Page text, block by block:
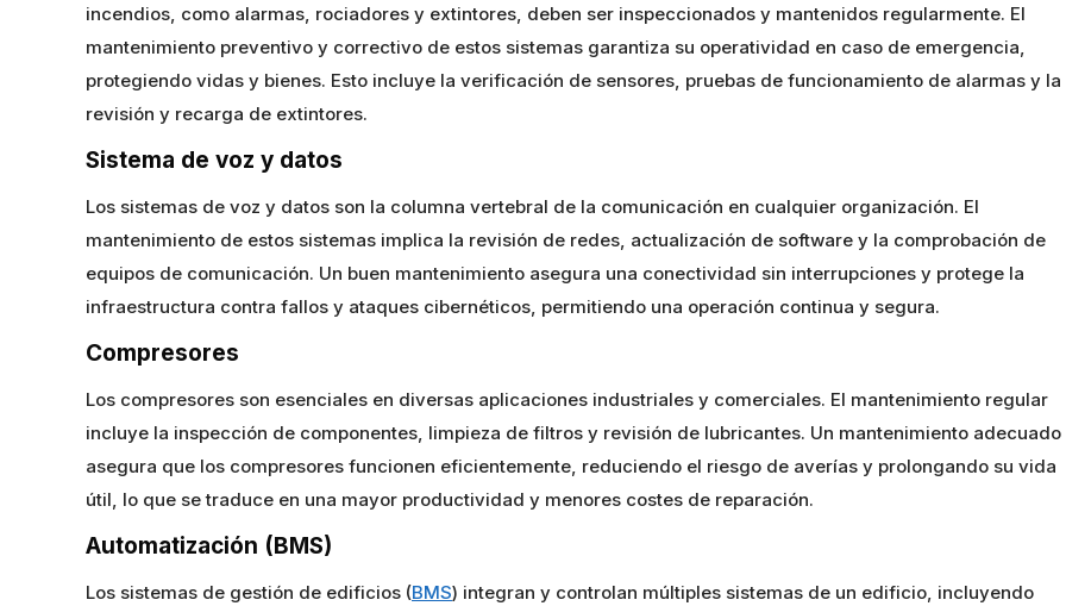
incendios, como alarmas, rociadores y extintores, deben ser inspeccionados y mantenidos regularmente. El
mantenimiento preventivo y correctivo de estos sistemas garantiza su operatividad en caso de emergencia,
protegiendo vidas y bienes. Esto incluye la verificación de sensores, pruebas de funcionamiento de alarmas y la
revisión y recarga de extintores.
Sistema de voz y datos
Los sistemas de voz y datos son la columna vertebral de la comunicación en cualquier organización. El
mantenimiento de estos sistemas implica la revisión de redes, actualización de software y la comprobación de
equipos de comunicación. Un buen mantenimiento asegura una conectividad sin interrupciones y protege la
infraestructura contra fallos y ataques cibernéticos, permitiendo una operación continua y segura.
Compresores
Los compresores son esenciales en diversas aplicaciones industriales y comerciales. El mantenimiento regular
incluye la inspección de componentes, limpieza de filtros y revisión de lubricantes. Un mantenimiento adecuado
asegura que los compresores funcionen eficientemente, reduciendo el riesgo de averías y prolongando su vida
útil, lo que se traduce en una mayor productividad y menores costes de reparación.
Automatización (BMS)
Los sistemas de gestión de edificios (BMS) integran y controlan múltiples sistemas de un edificio, incluyendo